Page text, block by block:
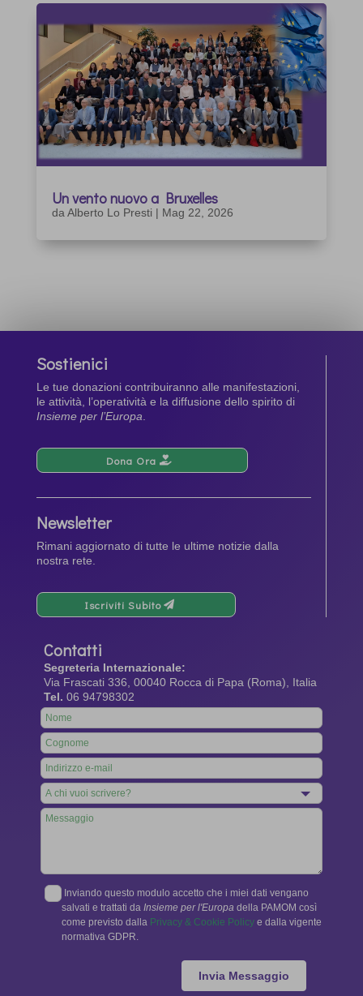
Un vento nuovo a Bruxelles
daAlberto Lo Presti | Mag 22, 2026
Sostienici
Le tue donazioni contribuiranno alle manifestazioni,
le attività, l’operatività e la diffusione dello spirito di
Insieme per l’Europa.
Dona Ora
Newsletter
Rimani aggiornato di tutte le ultime notizie dalla
nostra rete.
Iscriviti Subito
Contatti
Segreteria Internazionale:
Via Frascati 336, 00040 Rocca di Papa (Roma), Italia
Tel. 06 94798302
Leave
this
field
blank
Inviando questo modulo accetto che i miei dati vengano
salvati e trattati da Insieme per l'Europa della PAMOM così
come previsto dalla Privacy & Cookie Policy e dalla vigente
normativa GDPR.
Invia Messaggio